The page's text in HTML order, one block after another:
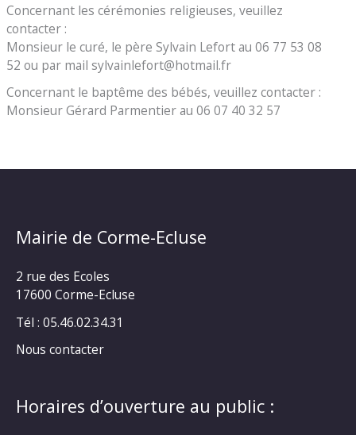
Concernant les cérémonies religieuses, veuillez
contacter :
Monsieur le curé, le père Sylvain Lefort au 06 77 53 08
52 ou par mail sylvainlefort@hotmail.fr
Concernant le baptême des bébés, veuillez contacter :
Monsieur Gérard Parmentier au 06 07 40 32 57
Mairie de Corme-Ecluse
2 rue des Ecoles
17600 Corme-Ecluse
Tél : 05.46.02.34.31
Nous contacter
Horaires d’ouverture au public :